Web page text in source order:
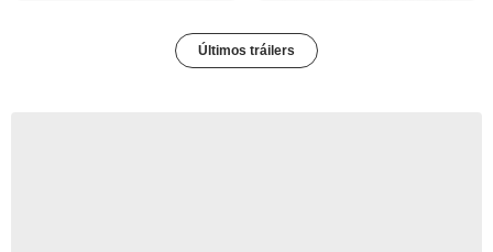
Últimos tráilers